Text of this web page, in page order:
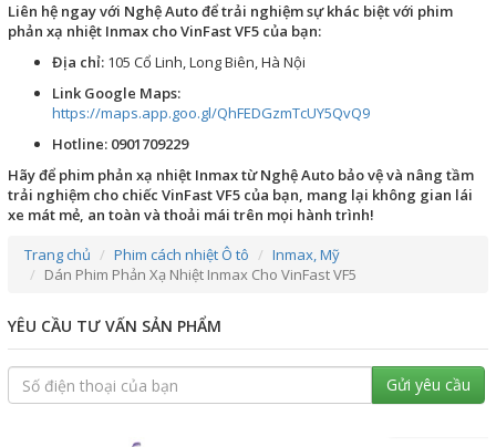
Liên hệ ngay với Nghệ Auto để trải nghiệm sự khác biệt với phim
phản xạ nhiệt Inmax cho VinFast VF5 của bạn:
Địa chỉ: 105 Cổ Linh, Long Biên, Hà Nội
Link Google Maps:
https://maps.app.goo.gl/QhFEDGzmTcUY5QvQ9
Hotline: 0901709229
Hãy để phim phản xạ nhiệt Inmax từ Nghệ Auto bảo vệ và nâng tầm
trải nghiệm cho chiếc VinFast VF5 của bạn, mang lại không gian lái
xe mát mẻ, an toàn và thoải mái trên mọi hành trình!
Trang chủ
Phim cách nhiệt Ô tô
Inmax, Mỹ
Dán Phim Phản Xạ Nhiệt Inmax Cho VinFast VF5
YÊU CẦU TƯ VẤN SẢN PHẨM
Gửi yêu cầu